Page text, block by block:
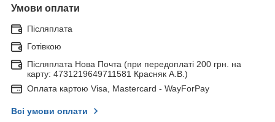
Умови оплати
Післяплата
Готівкою
Післяплата Нова Почта (при передоплаті 200 грн. на
карту: 4731219649711581 Красняк А.В.)
Оплата картою Visa, Mastercard - WayForPay
Всі умови оплати